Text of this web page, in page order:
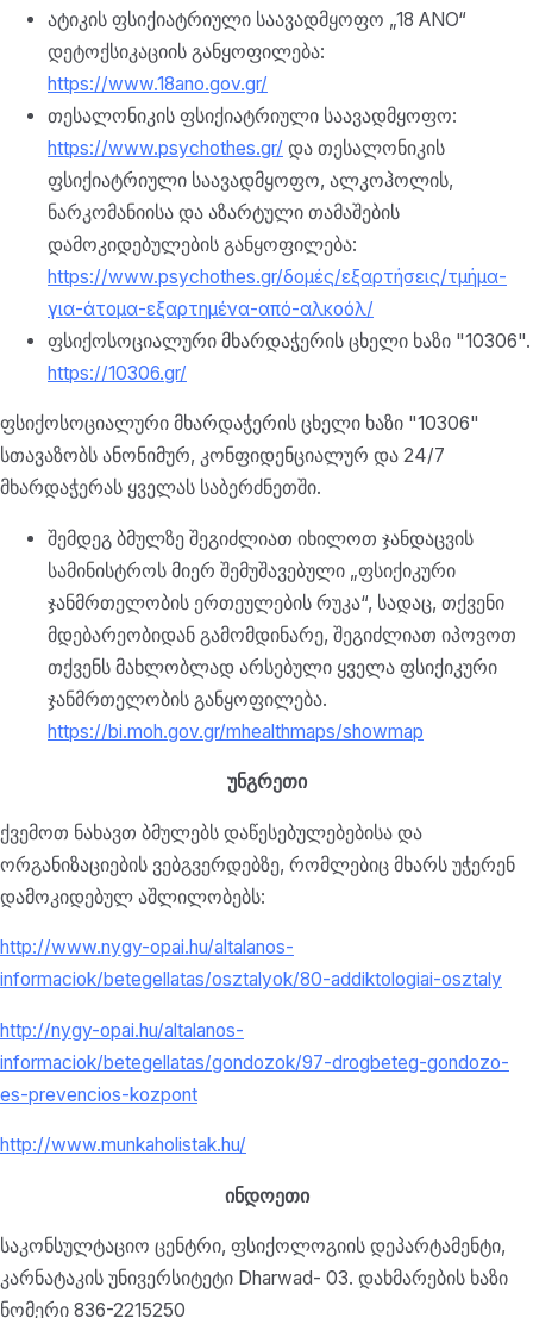
ატიკის ფსიქიატრიული საავადმყოფო „18 ANO“
დეტოქსიკაციის განყოფილება:
https://www.18ano.gov.gr/
თესალონიკის ფსიქიატრიული საავადმყოფო:
https://www.psychothes.gr/ და თესალონიკის
ფსიქიატრიული საავადმყოფო, ალკოჰოლის,
ნარკომანიისა და აზარტული თამაშების
დამოკიდებულების განყოფილება:
https://www.psychothes.gr/δομές/εξαρτήσεις/τμήμα-
για-άτομα-εξαρτημένα-από-αλκοόλ/
ფსიქოსოციალური მხარდაჭერის ცხელი ხაზი "10306".
https://10306.gr/
ფსიქოსოციალური მხარდაჭერის ცხელი ხაზი "10306"
სთავაზობს ანონიმურ, კონფიდენციალურ და 24/7
მხარდაჭერას ყველას საბერძნეთში.
შემდეგ ბმულზე შეგიძლიათ იხილოთ ჯანდაცვის
სამინისტროს მიერ შემუშავებული „ფსიქიკური
ჯანმრთელობის ერთეულების რუკა“, სადაც, თქვენი
მდებარეობიდან გამომდინარე, შეგიძლიათ იპოვოთ
თქვენს მახლობლად არსებული ყველა ფსიქიკური
ჯანმრთელობის განყოფილება.
https://bi.moh.gov.gr/mhealthmaps/showmap
უნგრეთი
ქვემოთ ნახავთ ბმულებს დაწესებულებებისა და
ორგანიზაციების ვებგვერდებზე, რომლებიც მხარს უჭერენ
დამოკიდებულ აშლილობებს:
http://www.nygy-opai.hu/altalanos-
informaciok/betegellatas/osztalyok/80-addiktologiai-osztaly
http://nygy-opai.hu/altalanos-
informaciok/betegellatas/gondozok/97-drogbeteg-gondozo-
es-prevencios-kozpont
http://www.munkaholistak.hu/
ინდოეთი
საკონსულტაციო ცენტრი, ფსიქოლოგიის დეპარტამენტი,
კარნატაკის უნივერსიტეტი Dharwad- 03. დახმარების ხაზი
ნომერი 836-2215250